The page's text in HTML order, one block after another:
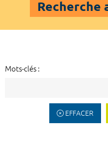
Recherche
Mots-clés :
EFFACER